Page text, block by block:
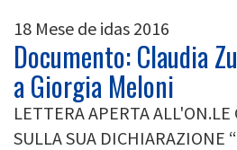
18 Mese de idas 2016
Documento: Claudia
a Giorgia Meloni
LETTERA APERTA ALL'ON.LE
SULLA SUA DICHIARAZIONE